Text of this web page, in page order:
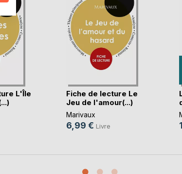
L'Île
Fiche de lecture Le
Jeu de l'amour(...)
Marivaux
6,99 € Livre